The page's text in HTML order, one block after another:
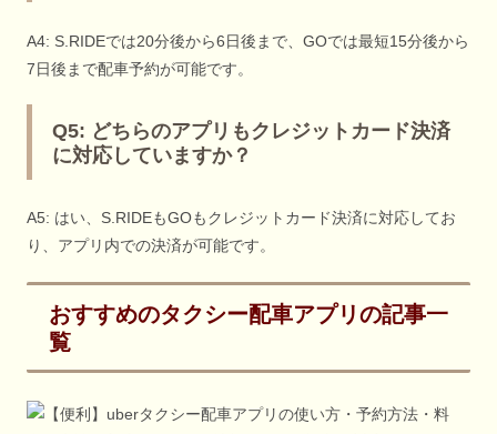
A4: S.RIDEでは20分後から6日後まで、GOでは最短15分後から
7日後まで配車予約が可能です。
Q5: どちらのアプリもクレジットカード決済
に対応していますか？
A5: はい、S.RIDEもGOもクレジットカード決済に対応してお
り、アプリ内での決済が可能です。
おすすめのタクシー配車アプリの記事一
覧